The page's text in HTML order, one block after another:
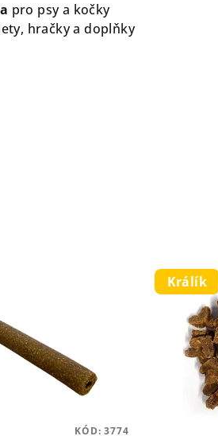
pro psy a kočky
hračky a doplňky
KÓD:3774
Králík